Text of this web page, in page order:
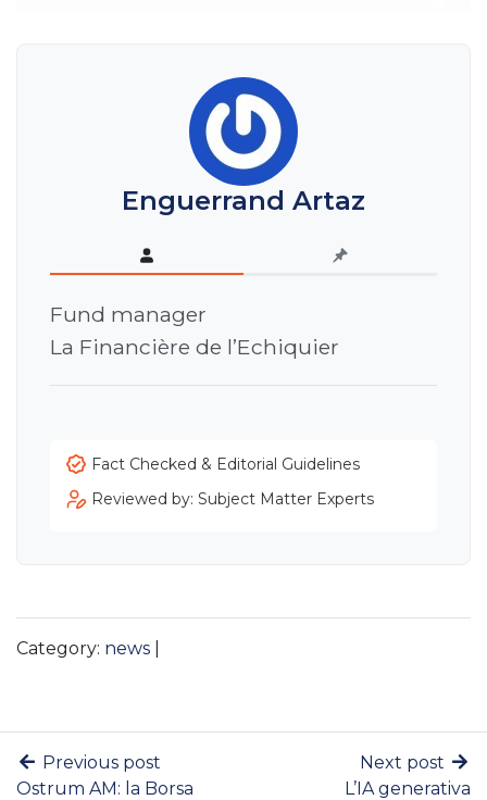
Enguerrand Artaz
Fund manager
La Financière de l’Echiquier
Fact Checked & Editorial Guidelines
Reviewed by: Subject Matter Experts
Category: news
Previous post
Ostrum AM: la Borsa
Next post
L’IA generativa